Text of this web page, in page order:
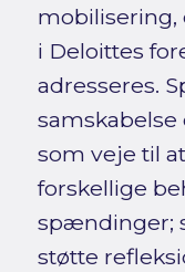
mobilisering,
i Deloittes
adresseres.
som veje til
forskellige
spændinger;
støtte